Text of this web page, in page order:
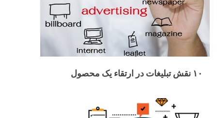
۱۰ نقش تبلیغات در ارتقاء یک محصول